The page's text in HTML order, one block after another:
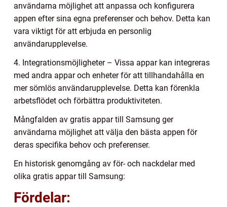
användarna möjlighet att anpassa och konfigurera
appen efter sina egna preferenser och behov. Detta kan
vara viktigt för att erbjuda en personlig
användarupplevelse.
4. Integrationsmöjligheter – Vissa appar kan integreras
med andra appar och enheter för att tillhandahålla en
mer sömlös användarupplevelse. Detta kan förenkla
arbetsflödet och förbättra produktiviteten.
Mångfalden av gratis appar till Samsung ger
användarna möjlighet att välja den bästa appen för
deras specifika behov och preferenser.
En historisk genomgång av för- och nackdelar med
olika gratis appar till Samsung:
Fördelar: